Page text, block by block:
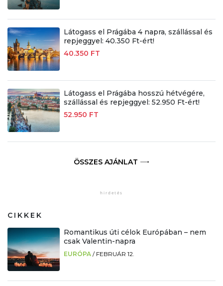
Látogass el Prágába 4 napra, szállással és
repjeggyel: 40.350 Ft-ért!
40.350 FT
Látogass el Prágába hosszú hétvégére,
szállással és repjeggyel: 52.950 Ft-ért!
52.950 FT
ÖSSZES AJÁNLAT
CIKKEK
Romantikus úti célok Európában – nem
csak Valentin-napra
EURÓPA / FEBRUÁR 12.